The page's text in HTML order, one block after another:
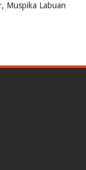
Muspika Labuan